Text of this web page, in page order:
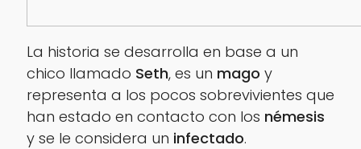
La historia se desarrolla en base a un
chico llamado Seth, es un mago y
representa a los pocos sobrevivientes que
han estado en contacto con los némesis
y se le considera un infectado.